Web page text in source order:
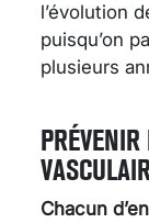
l’évolution
puisqu’on
plusieurs
Chacun